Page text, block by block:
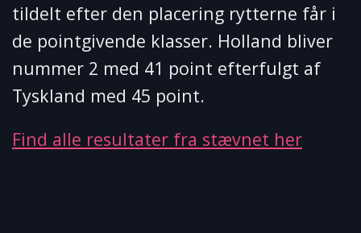
tildelt efter den placering rytterne får i
de pointgivende klasser. Holland bliver
nummer 2 med 41 point efterfulgt af
Tyskland med 45 point.
Find alle resultater fra stævnet her